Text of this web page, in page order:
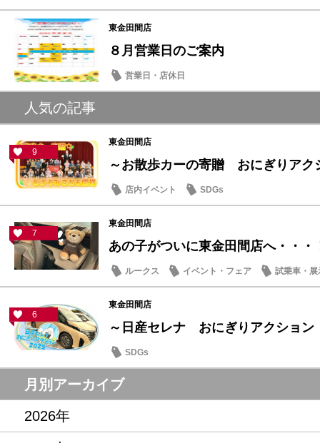
東金田間店
８月営業日のご案内
営業日・店休日
人気の記事
9
東金田間店
～お散歩カーの寄贈 おにぎりアク
店内イベント SDGs
7
東金田間店
あの子がついに東金田間店へ・・・
ルークス イベント・フェア 試乗車・展
6
東金田間店
～日産セレナ おにぎりアクショ
SDGs
月別アーカイブ
2026年